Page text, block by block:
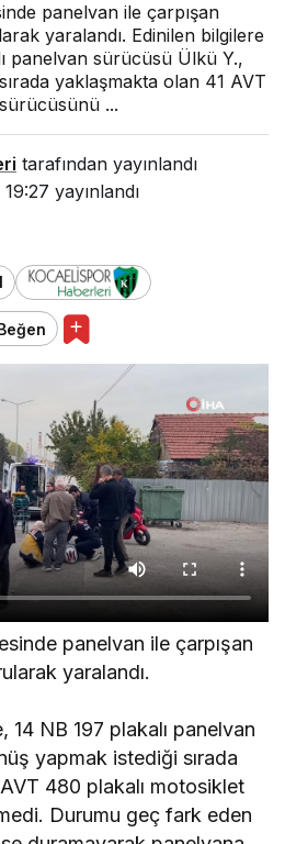
panelvan ile çarpışan
yaralandı. Edinilen bilgilere
panelvan sürücüsü Ülkü Y.,
yaklaşmakta olan 41 AVT
...
tarafından yayınlandı
19:27 yayınlandı
panelvan ile çarpışan
yaralandı.
14 NB 197 plakalı panelvan
yapmak istediği sırada
480 plakalı motosiklet
Durumu geç fark eden